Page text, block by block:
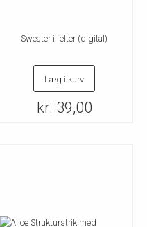
Sweater i felter (digital)
Læg i kurv
kr. 39,00